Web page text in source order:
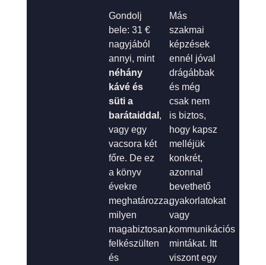
Gondolj
bele: 31 €
nagyjából
annyi, mint
néhány
kávé és
süti a
barátaiddal ,
vagy egy
vacsora két
főre. De ez
a könyv
évekre
meghatározza,
milyen
magabiztosan,
felkészülten
és
Más
szakmai
képzések
ennél jóval
drágábbak
és még
csak nem
is biztos,
hogy kapsz
melléjük
konkrét,
azonnal
bevethető
gyakorlatokat
vagy
kommunikációs
mintákat. Itt
viszont egy